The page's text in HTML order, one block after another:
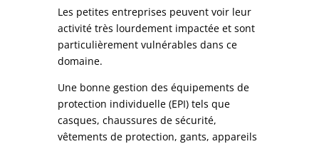
Les petites entreprises peuvent voir leur
activité très lourdement impactée et sont
particulièrement vulnérables dans ce
domaine.
Une bonne gestion des équipements de
protection individuelle (EPI) tels que
casques, chaussures de sécurité,
vêtements de protection, gants, appareils